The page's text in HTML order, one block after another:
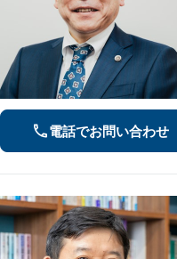
電話でお問い合わせ